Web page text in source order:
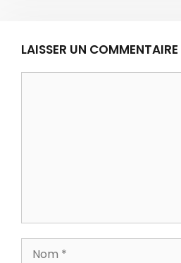
LAISSER UN COMMENTAIRE
Nom